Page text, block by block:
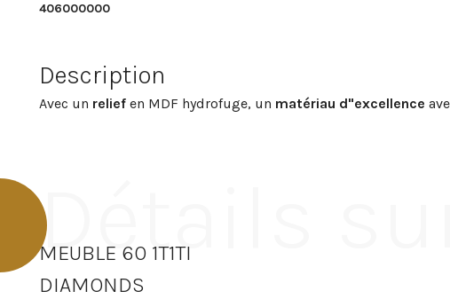
406000000
Description
Avec un relief en MDF hydrofuge, un matériau d"excellence
Détails sur
MEUBLE 60 1T1TI
DIAMONDS